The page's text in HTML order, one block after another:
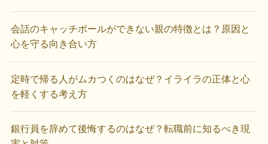
会話のキャッチボールができない親の特徴とは？原因と
心を守る向き合い方
定時で帰る人がムカつくのはなぜ？イライラの正体と心
を軽くする考え方
銀行員を辞めて後悔するのはなぜ？転職前に知るべき現